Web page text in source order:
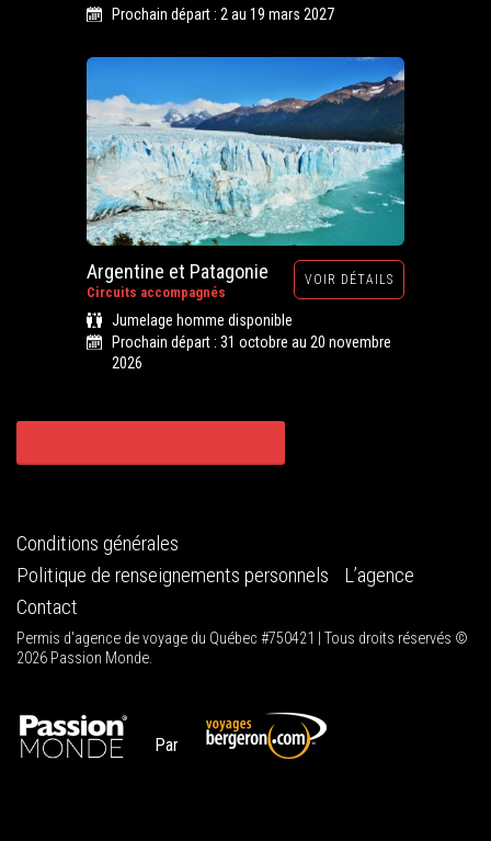
Prochain départ : 2 au 19 mars 2027
Argentine et Patagonie
Circuits accompagnés
VOIR DÉTAILS
Jumelage homme disponible
Prochain départ : 31 octobre au 20 novembre
2026
Conditions générales
Politique de renseignements personnels
L’agence
Contact
Permis d'agence de voyage du Québec #750421 | Tous droits réservés ©
2026 Passion Monde.
Par